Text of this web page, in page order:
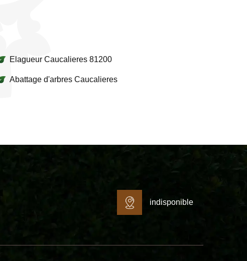
Elagueur Caucalieres 81200
Abattage d'arbres Caucalieres
indisponible